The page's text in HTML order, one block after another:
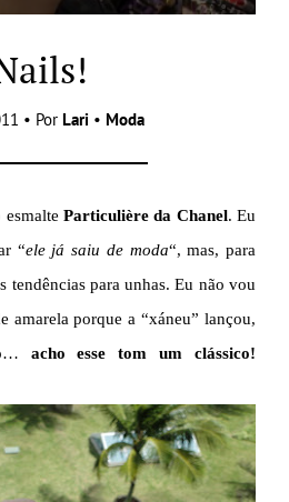
• Por Lari • Moda
esmalte Particulière da Chanel. Eu
“ele já saiu de moda“, mas, para
tendências para unhas. Eu não vou
amarela porque a “xáneu” lançou,
acho esse tom um clássico!